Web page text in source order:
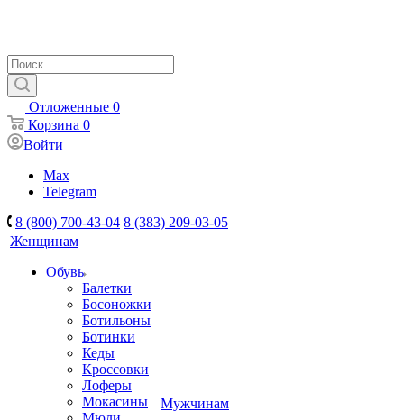
Отложенные 0
Корзина 0
Войти
Max
Telegram
8 (800) 700-43-04 8 (383) 209-03-05
Женщинам
Обувь
Балетки
Босоножки
Ботильоны
Ботинки
Кеды
Кроссовки
Лоферы
Мокасины
Мужчинам